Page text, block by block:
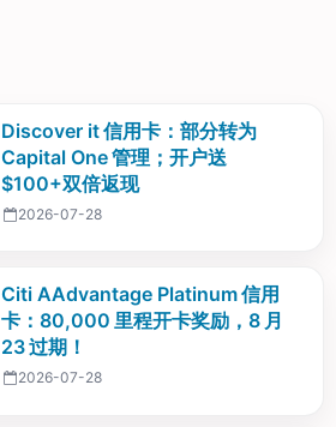
Discover it 信用卡：部分转为
Capital One 管理；开户送
$100+双倍返现
2026-07-28
Citi AAdvantage Platinum 信用
卡：80,000 里程开卡奖励，8 月
23 过期！
2026-07-28